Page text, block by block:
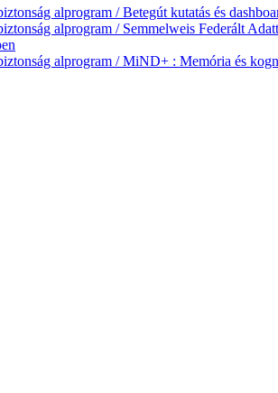
alprogram / Betegút kutatás és
alprogram / Semmelweis Federált
alprogram / MiND+ : Memória és